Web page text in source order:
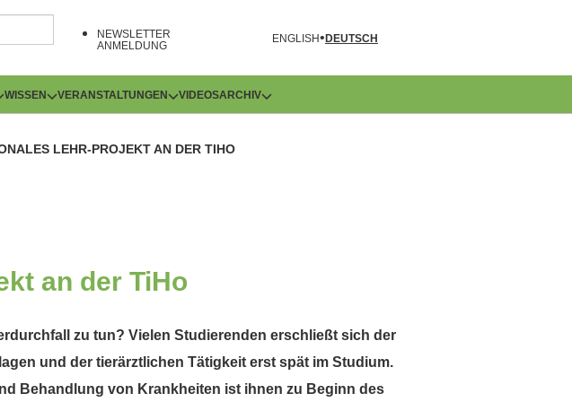
NEWSLETTER
ANMELDUNG
ENGLISH DEUTSCH
WISSEN VERANSTALTUNGEN VIDEOSARCHIV
LEHR-PROJEKT AN DER TIHO
an der TiHo
zu tun? Vielen Studierenden erschließt sich der
und der tierärztlichen Tätigkeit erst spät im Studium.
Behandlung von Krankheiten ist ihnen zu Beginn des